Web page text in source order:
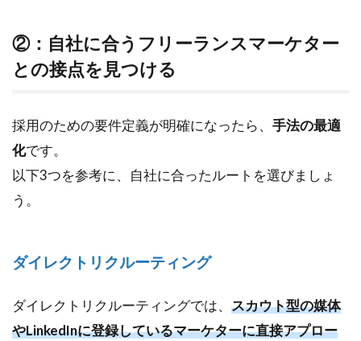
②：
正社
員と
用コ
（人
件
ど）
採
用
②：自社に合うフリーランスマーケター
との接点を見つける
採用のための要件定義が明確になったら、 手法の最適
化です。
以下3つを参考に、自社に合ったルートを選びましょ
う。
ダイレクトリクルーティング
ダイレクトリクルーティングでは、 スカウト型の媒体
やLinkedInに登録しているマーケターに直接アプロー